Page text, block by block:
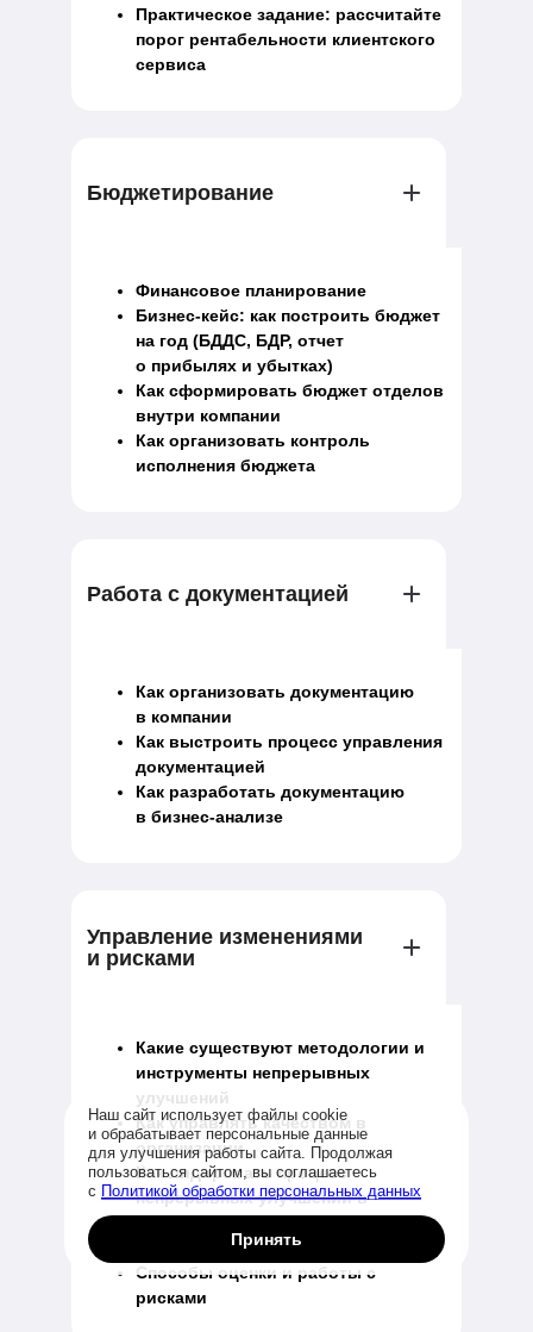
Практическое задание: рассчитайте
порог рентабельности клиентского
сервиса
Бюджетирование
Финансовое планирование
Бизнес-кейс: как построить бюджет
на год (БДДС, БДР, отчет
о прибылях и убытках)
Как сформировать бюджет отделов
внутри компании
Как организовать контроль
исполнения бюджета
Работа с документацией
Как организовать документацию
в компании
Как выстроить процесс управления
документацией
Как разработать документацию
в бизнес-анализе
Управление изменениями
и рисками
Какие существуют методологии и
инструменты непрерывных
улучшений
Как управлять качеством в
организации
Как лидировать процесс
непрерывных улучшений в
Введение в риск-менеджмент
Способы оценки и работы с
рисками
Принять
Наш сайт использует файлы cookie
и обрабатывает персональные данные
для улучшения работы сайта. Продолжая
пользоваться сайтом, вы соглашаетесь
с Политикой обработки персональных данных